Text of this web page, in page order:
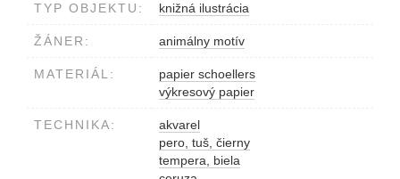
TYP OBJEKTU: knižná ilustrácia
ŽÁNER: animálny motív
MATERIÁL:
papier schoellers
výkresový papier
TECHNIKA:
akvarel
pero, tuš, čierny
tempera, biela